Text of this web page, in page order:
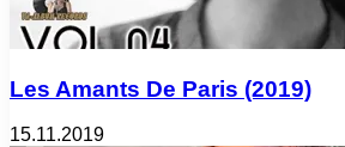
Les Amants De Paris (2019)
15.11.2019